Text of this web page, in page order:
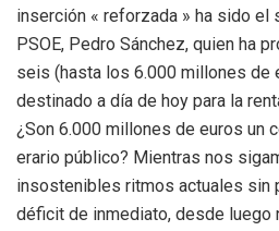
inserción « reforzada » ha sido el
PSOE, Pedro Sánchez, quien ha
seis (hasta los 6.000 millones de
destinado a día de hoy para la
¿Son 6.000 millones de euros un
erario público? Mientras nos
insostenibles ritmos actuales sin
déficit de inmediato, desde luego